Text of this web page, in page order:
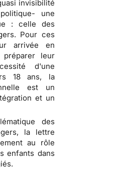
invisibilité
une
: celle des
Pour ces
arrivée en
préparer leur
d'une
18 ans, la
est un
et un
des
la lettre
au rôle
enfants dans